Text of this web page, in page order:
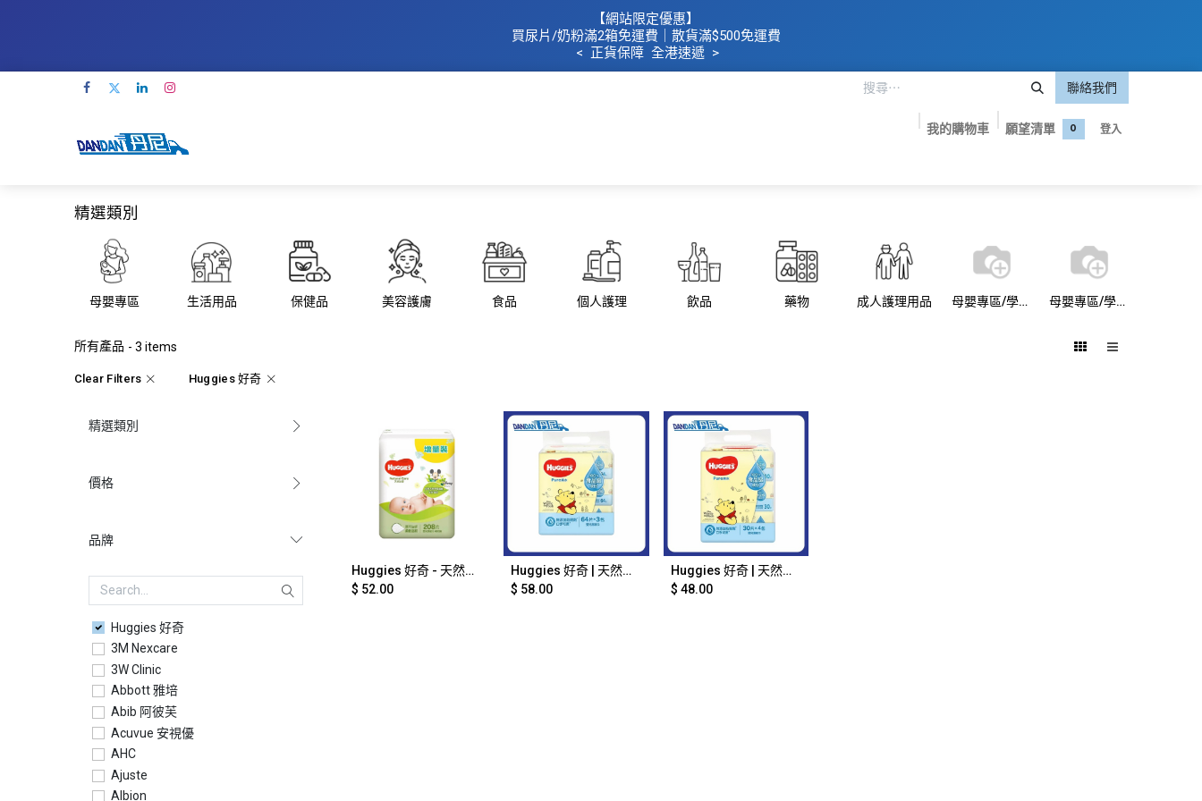
【網站限定優惠】
買尿片/奶粉滿2箱免運費｜散​貨滿$500免運費
< 正貨保障 全港速遞 >
聯絡我們
我的購物車 0
願望清單 登入
精選類別
母嬰專區 生活用品 保健品 美容護膚 食品 個人護理 飲品 藥物 成人護理用品 母嬰專區/學習褲 母嬰專區/學習褲/Pampers
所有產品 - 3 items
Clear Filters Huggies 好奇
精選類別
價格
品牌
Huggies 好奇
3M Nexcare
3W Clinic
Abbott 雅培
Abib 阿彼芙
Acuvue 安視優
AHC
Ajuste
Albion
Add to Cart Huggies 好奇 - 天然嬰兒濕紙巾208片(增量裝)｜891
$ 52.00
Add to Cart Huggies 好奇 | 天然加厚嬰兒濕紙巾 | 一袋3包 | 每包64片共192片｜890
$ 58.00
Add to CartHuggies 好奇 | 天然加厚嬰兒濕紙巾 | 一袋4包 | 每包30片共120片｜888
$ 48.00